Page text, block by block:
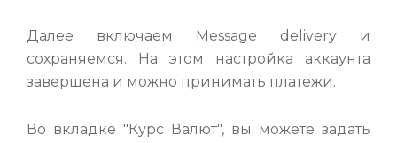
Далее включаем Message delivery и
сохраняемся. На этом настройка аккаунта
завершена и можно принимать платежи.
Во вкладке "Курс Валют", вы можете задать